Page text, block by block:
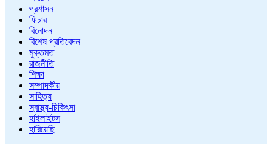
প্রশাসন
ফিচার
বিনোদন
বিশেষ প্রতিবেদন
মুক্তমত
রাজনীতি
শিক্ষা
সম্পাদকীয়
সাহিত্য
স্বাস্থ্য-চিকিৎসা
হাইলাইটস
হারিয়েছি